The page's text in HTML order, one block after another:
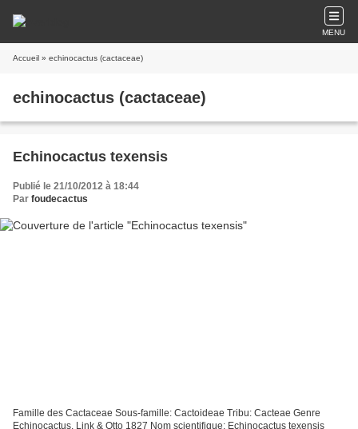
MENU
Accueil » echinocactus (cactaceae)
echinocactus (cactaceae)
Echinocactus texensis
Publié le 21/10/2012 à 18:44
Par foudecactus
Famille des Cactaceae Sous-famille: Cactoideae Tribu: Cacteae Genre
Echinocactus, Link & Otto 1827 Nom scientifique: Echinocactus texensis